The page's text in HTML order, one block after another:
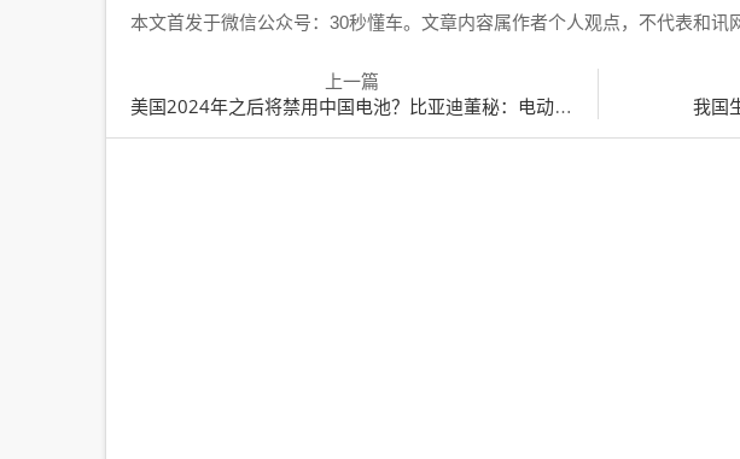
本文首发于微信公众号：30秒懂车。文章内容属作者个人观点，不代表和讯
上一篇
美国2024年之后将禁用中国电池？比亚迪董秘：电动车行业想脱钩不可能 我国